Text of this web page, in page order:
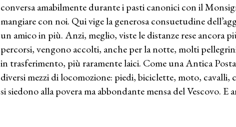
conversa amabilmente durante i pasti canonici con il
mangiare con noi. Qui vige la generosa consuetudine
un amico in più. Anzi, meglio, viste le distanze rese ancora
percorsi, vengono accolti, anche per la notte, molti
in trasferimento, più raramente laici. Come una Antica
diversi mezzi di locomozione: piedi, biciclette, moto,
si siedono alla povera ma abbondante mensa del Vescovo. E